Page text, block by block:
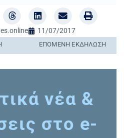
11/07/2017
ΕΠΌΜΕΝΗ ΕΚΔΉΛΩΣΗ
νέα &
στο e-